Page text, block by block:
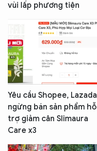
vùi lấp phương tiện
Yêu cầu Shopee, Lazada
ngừng bán sản phẩm hỗ
trợ giảm cân Slimaura
Care x3